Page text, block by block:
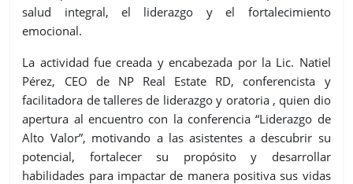
salud integral, el liderazgo y el fortalecimiento
emocional.
La actividad fue creada y encabezada por la Lic. Natiel
Pérez, CEO de NP Real Estate RD, conferencista y
facilitadora de talleres de liderazgo y oratoria , quien dio
apertura al encuentro con la conferencia “Liderazgo de
Alto Valor”, motivando a las asistentes a descubrir su
potencial, fortalecer su propósito y desarrollar
habilidades para impactar de manera positiva sus vidas